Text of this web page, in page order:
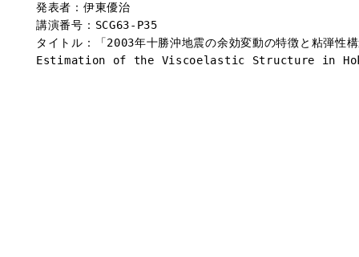
発表者：伊東優治
講演番号：SCG63-P35
タイトル：「2003年十勝沖地震の余効変動の特徴